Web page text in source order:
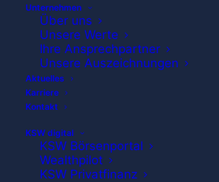
Unternehmen
Über uns
Unsere Werte
Ihre Ansprechpartner
Unsere Auszeichnungen
Aktuelles
Karriere
Kontakt
KSW digital
KSW Börsenportal
Wealthpilot
KSW Privatfinanz
Voll was? Vollgeld!
Relativ unbemerkt
Schweizer kürzlich an, das